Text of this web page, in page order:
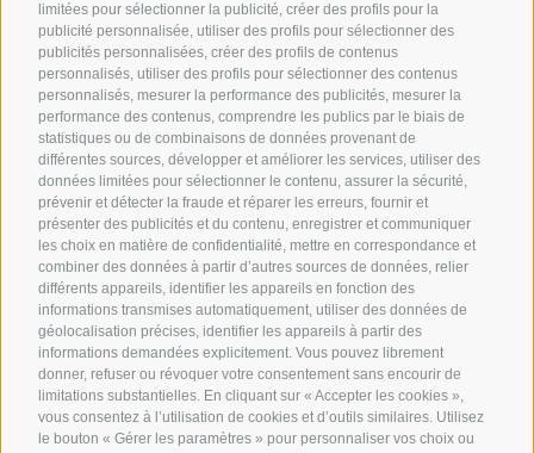
limitées pour sélectionner la publicité, créer des profils pour la
publicité personnalisée, utiliser des profils pour sélectionner des
publicités personnalisées, créer des profils de contenus
personnalisés, utiliser des profils pour sélectionner des contenus
personnalisés, mesurer la performance des publicités, mesurer la
performance des contenus, comprendre les publics par le biais de
statistiques ou de combinaisons de données provenant de
différentes sources, développer et améliorer les services, utiliser des
données limitées pour sélectionner le contenu, assurer la sécurité,
prévenir et détecter la fraude et réparer les erreurs, fournir et
présenter des publicités et du contenu, enregistrer et communiquer
les choix en matière de confidentialité, mettre en correspondance et
combiner des données à partir d’autres sources de données, relier
différents appareils, identifier les appareils en fonction des
informations transmises automatiquement, utiliser des données de
géolocalisation précises, identifier les appareils à partir des
informations demandées explicitement. Vous pouvez librement
donner, refuser ou révoquer votre consentement sans encourir de
limitations substantielles. En cliquant sur « Accepter les cookies »,
vous consentez à l’utilisation de cookies et d’outils similaires. Utilisez
le bouton « Gérer les paramètres » pour personnaliser vos choix ou
Via del Laghetto, 140 – 45021 Badia Polesine (RO)
0425 594457– info@filtecsrl.eu
Soumettez votre projet et demandez un devis
Découvrez nos solutions
En savoir plus sur nos services
Nos exemples de réussites
Nous sommes membres officiels de :